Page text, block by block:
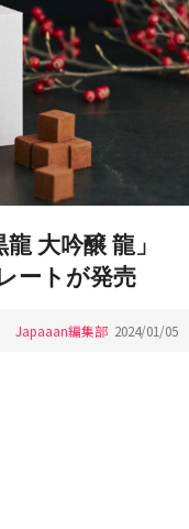
大吟醸 龍」
ートが発売
Japaaan編集部 2024/01/05